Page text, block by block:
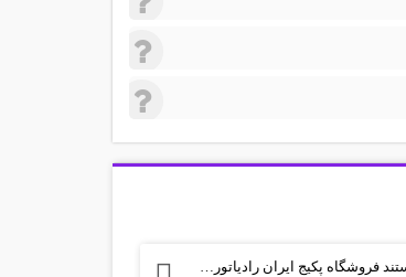
استند فروشگاه پکیج ایران رادیاتور psd